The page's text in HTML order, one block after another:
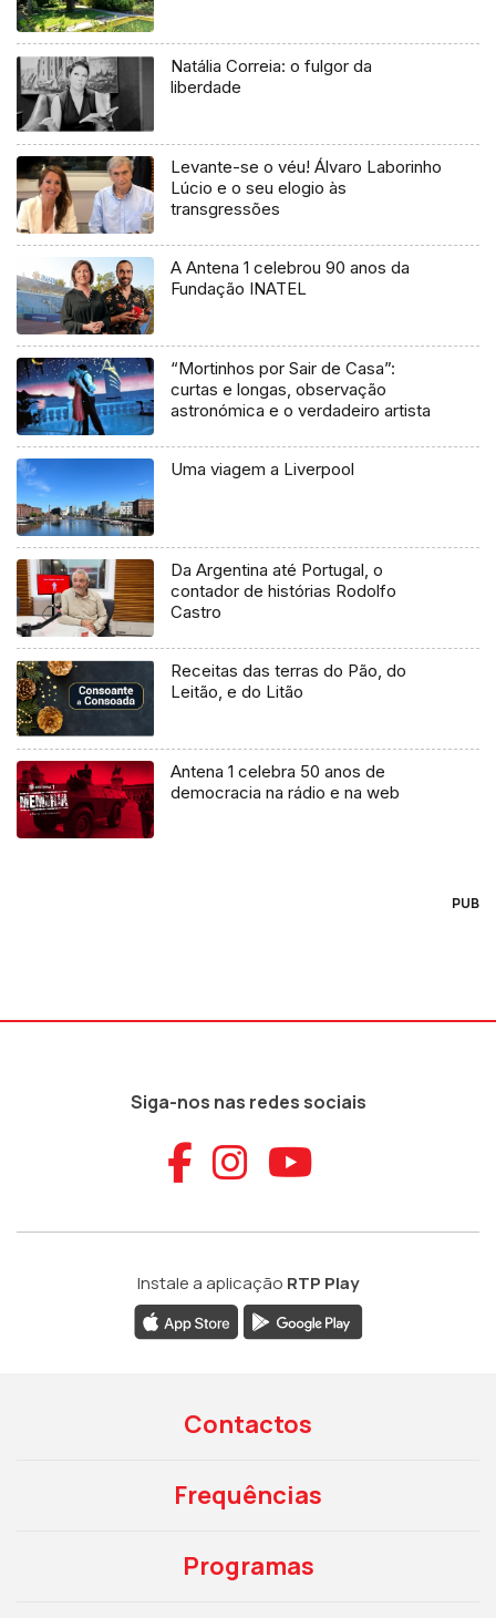
Natália Correia: o fulgor da
liberdade
Levante-se o véu! Álvaro Laborinho
Lúcio e o seu elogio às
transgressões
A Antena 1 celebrou 90 anos da
Fundação INATEL
“Mortinhos por Sair de Casa”:
curtas e longas, observação
astronómica e o verdadeiro artista
Uma viagem a Liverpool
Da Argentina até Portugal, o
contador de histórias Rodolfo
Castro
Receitas das terras do Pão, do
Leitão, e do Litão
Antena 1 celebra 50 anos de
democracia na rádio e na web
PUB
Siga-nos nas redes sociais
Aceder ao
Aceder ao
Aceder
Instale a aplicação RTP Play
Contactos
Frequências
Programas